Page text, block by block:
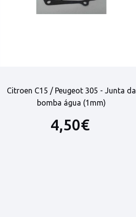
Citroen C15 / Peugeot 305 - Junta da
bomba água (1mm)
4,50€